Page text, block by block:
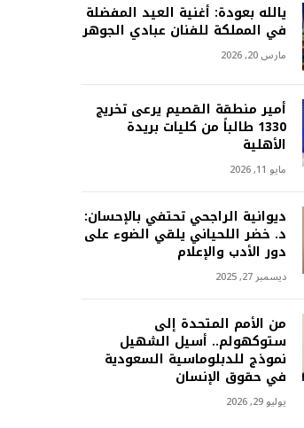
يالله بعودة: أغنية العيد المفضلة
في المملكة للفنان عبادي الجوهر
مارس 20, 2026
أمير منطقة القصيم يرعى تخريج
1330 طالباً من كليات بريدة
الأهلية
مايو 11, 2026
ديوانية الراجحي تحتفي بالإحسان:
د. خضر اللحياني يلقي الضوء على
دور الأدب والإعلام
ديسمبر 27, 2025
من الأمم المتحدة إلى
ستوكهولم.. أسيل الشهيل
نموذج للدبلوماسية السعودية
في حقوق الإنسان
يوليو 29, 2026